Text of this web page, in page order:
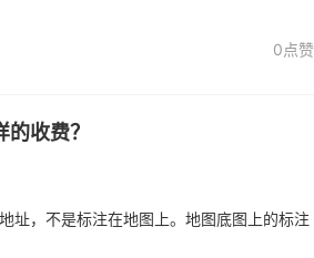
0点赞
收费？
址，不是标注在地图上。地图底图上的标注